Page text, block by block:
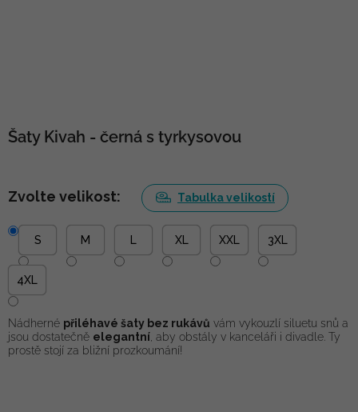
Šaty Kivah - černá s tyrkysovou
Zvolte velikost: Tabulka velikostí
S M XL XXL 3XL
4XL
Nádherné přiléhavé šaty bez rukávů vám vykouzlí siluetu snů a
jsou dostatečně elegantní , aby obstály v kanceláři i divadle. Ty
prostě stojí za bližní prozkoumání!